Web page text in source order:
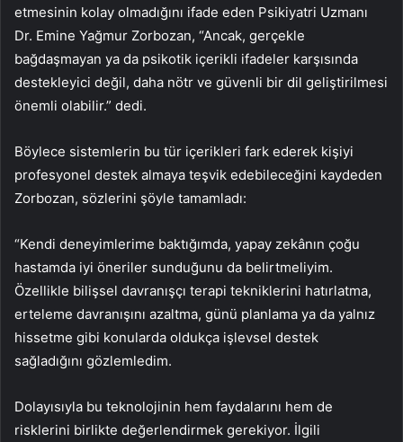
etmesinin kolay olmadığını ifade eden Psikiyatri Uzmanı
Dr. Emine Yağmur Zorbozan, “Ancak, gerçekle
bağdaşmayan ya da psikotik içerikli ifadeler karşısında
destekleyici değil, daha nötr ve güvenli bir dil geliştirilmesi
önemli olabilir.” dedi.
Böylece sistemlerin bu tür içerikleri fark ederek kişiyi
profesyonel destek almaya teşvik edebileceğini kaydeden
Zorbozan, sözlerini şöyle tamamladı:
“Kendi deneyimlerime baktığımda, yapay zekânın çoğu
hastamda iyi öneriler sunduğunu da belirtmeliyim.
Özellikle bilişsel davranışçı terapi tekniklerini hatırlatma,
erteleme davranışını azaltma, günü planlama ya da yalnız
hissetme gibi konularda oldukça işlevsel destek
sağladığını gözlemledim.
Dolayısıyla bu teknolojinin hem faydalarını hem de
risklerini birlikte değerlendirmek gerekiyor. İlgili